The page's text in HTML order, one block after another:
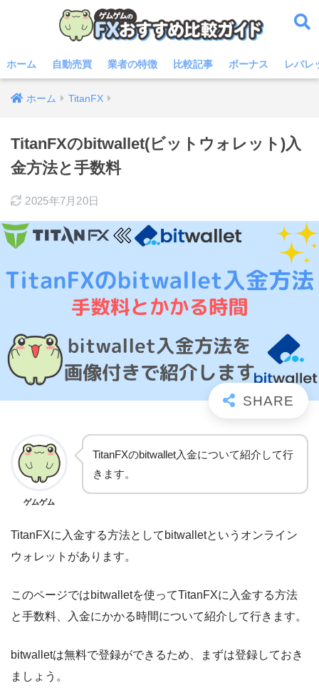
ホーム 自動売買 業者の特徴 比較記事 ボーナス レバレ
ホーム TitanFX
TitanFXのbitwallet(ビットウォレット)入
金方法と手数料
2025年7月20日
ゲムゲム
TitanFXのbitwallet入金について紹介して行
きます。
TitanFXに入金する方法としてbitwalletというオンライン
ウォレットがあります。
このページではbitwalletを使ってTitanFXに入金する方法
と手数料、入金にかかる時間について紹介して行きます。
bitwalletは無料で登録ができるため、まずは登録しておき
ましょう。